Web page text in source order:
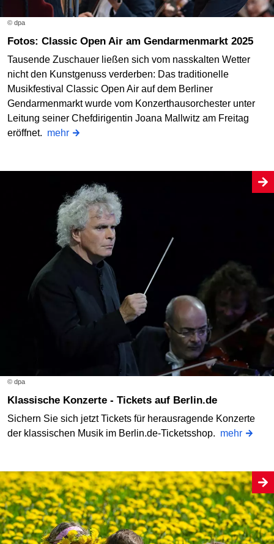
© dpa
Fotos: Classic Open Air am Gendarmenmarkt 2025
Tausende Zuschauer ließen sich vom nasskalten Wetter
nicht den Kunstgenuss verderben: Das traditionelle
Musikfestival Classic Open Air auf dem Berliner
Gendarmenmarkt wurde vom Konzerthausorchester unter
Leitung seiner Chefdirigentin Joana Mallwitz am Freitag
eröffnet. mehr
© dpa
Klassische Konzerte - Tickets auf Berlin.de
Sichern Sie sich jetzt Tickets für herausragende Konzerte
der klassischen Musik im Berlin.de-Ticketsshop. mehr